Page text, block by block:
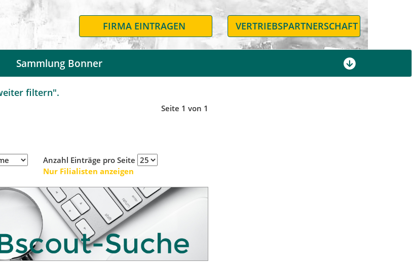
FIRMA EINTRAGEN VERTRIEBSPARTNERSCHAFT
Sammlung Bonner
filtern".
Seite 1 von 1
Anzahl Einträge pro Seite
Nur Filialisten anzeigen